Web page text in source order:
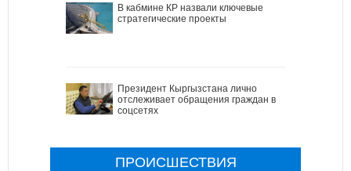
В кабмине КР назвали ключевые
стратегические проекты
Президент Кыргызстана лично
отслеживает обращения граждан в
соцсетях
ПРОИСШЕСТВИЯ